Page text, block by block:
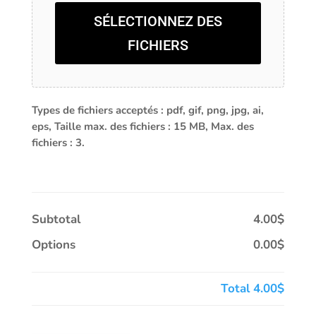
SÉLECTIONNEZ DES
FICHIERS
Types de fichiers acceptés : pdf, gif, png, jpg, ai,
eps, Taille max. des fichiers : 15 MB, Max. des
fichiers : 3.
Subtotal
4.00$
Options
0.00$
Total4.00$